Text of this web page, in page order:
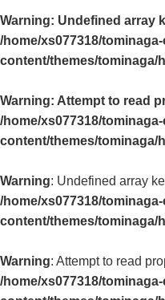
Warning: Undefined array
/home/xs077318/
content/themes/tominaga/
Warning: Attempt to read
/home/xs077318/
content/themes/tominaga/
Warning: Undefined array
/home/xs077318/
content/themes/tominaga/
Warning: Attempt to read
/home/xs077318/